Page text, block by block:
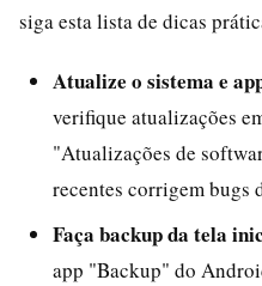
siga esta lista de dicas
Atualize o sistema e
verifique atualizações
"Atualizações de
recentes corrigem bugs
Faça backup da tela
app "Backup" do